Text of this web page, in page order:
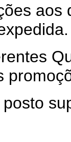
aos